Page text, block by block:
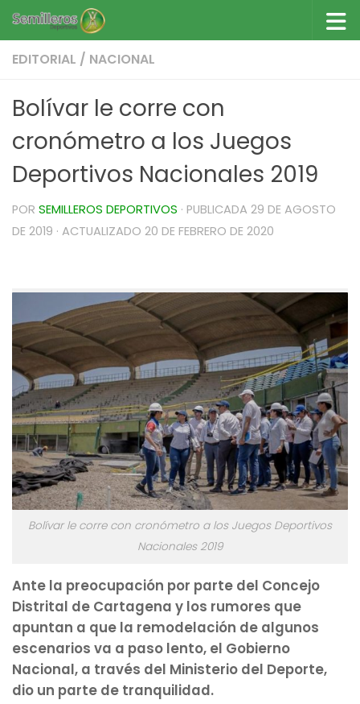
Saltar al contenido
EDITORIAL / NACIONAL
Bolívar le corre con
cronómetro a los Juegos
Deportivos Nacionales 2019
POR SEMILLEROS DEPORTIVOS · PUBLICADA 29 DE AGOSTO
DE 2019 · ACTUALIZADO 20 DE FEBRERO DE 2020
Bolívar le corre con cronómetro a los Juegos Deportivos
Nacionales 2019
Ante la preocupación por parte del Concejo
Distrital de Cartagena y los rumores que
apuntan a que la remodelación de algunos
escenarios va a paso lento, el Gobierno
Nacional, a través del Ministerio del Deporte,
dio un parte de tranquilidad.